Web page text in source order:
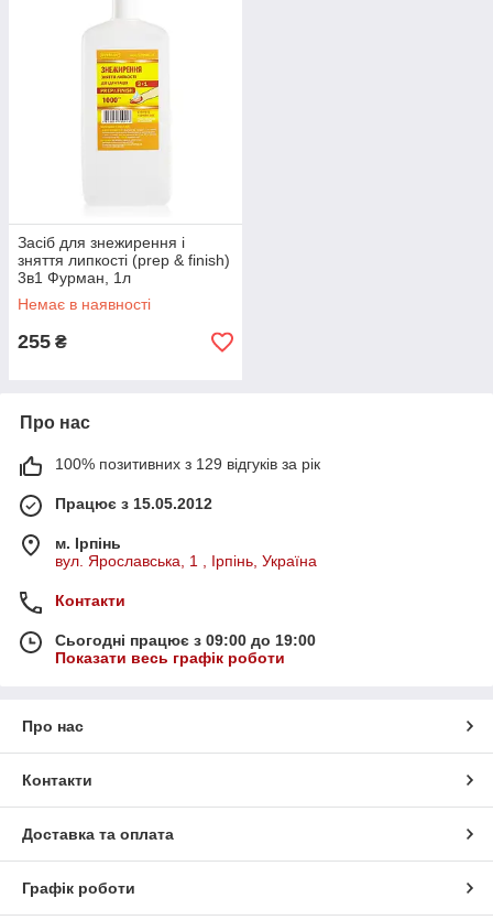
Засіб для знежирення і
зняття липкості (prep & finish)
3в1 Фурман, 1л
Немає в наявності
255 ₴
Про нас
100% позитивних з 129 відгуків за рік
Працює з 15.05.2012
м. Ірпінь
вул. Ярославська, 1 , Ірпінь, Україна
Контакти
Сьогодні працює з 09:00 до 19:00
Показати весь графік роботи
Про нас
Контакти
Доставка та оплата
Графік роботи